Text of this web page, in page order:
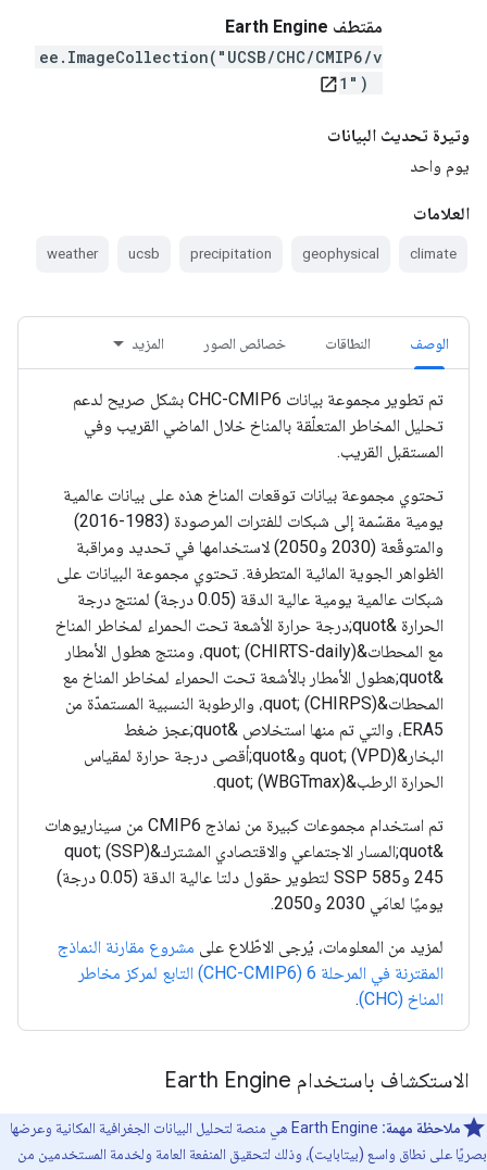
مقتطف Earth Engine
ee.ImageCollection("UCSB/CHC/CMIP6/v
1")
open_in_new
وتيرة تحديث البيانات
يوم واحد
العلامات
climate
geophysical
precipitation
ucsb
weather
الوصف النطاقات خصائص الصور المزيد
تم تطوير مجموعة بيانات CHC-CMIP6 بشكل صريح لدعم
تحليل المخاطر المتعلّقة بالمناخ خلال الماضي القريب وفي
المستقبل القريب.
تحتوي مجموعة بيانات توقعات المناخ هذه على بيانات عالمية
يومية مقسّمة إلى شبكات للفترات المرصودة (1983-2016)
والمتوقّعة (2030 و2050) لاستخدامها في تحديد ومراقبة
الظواهر الجوية المائية المتطرفة. تحتوي مجموعة البيانات على
شبكات عالمية يومية عالية الدقة (0.05 درجة) لمنتج درجة
الحرارة &quot;درجة حرارة الأشعة تحت الحمراء لمخاطر المناخ
مع المحطات&quot; (CHIRTS-daily)، ومنتج هطول الأمطار
&quot;هطول الأمطار بالأشعة تحت الحمراء لمخاطر المناخ مع
المحطات&quot; (CHIRPS)، والرطوبة النسبية المستمدّة من
ERA5، والتي تم منها استخلاص &quot;عجز ضغط
البخار&quot; (VPD) و&quot;أقصى درجة حرارة لمقياس
الحرارة الرطب&quot; (WBGTmax).
تم استخدام مجموعات كبيرة من نماذج CMIP6 من سيناريوهات
&quot;المسار الاجتماعي والاقتصادي المشترك&quot; (SSP)
245 وSSP 585 لتطوير حقول دلتا عالية الدقة (0.05 درجة)
يوميًا لعامَي 2030 و2050.
لمزيد من المعلومات، يُرجى الاطّلاع على مشروع مقارنة النماذج
المقترنة في المرحلة 6 (CHC-CMIP6) التابع لمركز مخاطر
المناخ (CHC)
.
الاستكشاف باستخدام Earth Engine
ملاحظة مهمة:
‫Earth Engine هي منصة لتحليل البيانات الجغرافية المكانية وعرضها
بصريًا على نطاق واسع (بيتابايت)، وذلك لتحقيق المنفعة العامة ولخدمة المستخدمين من